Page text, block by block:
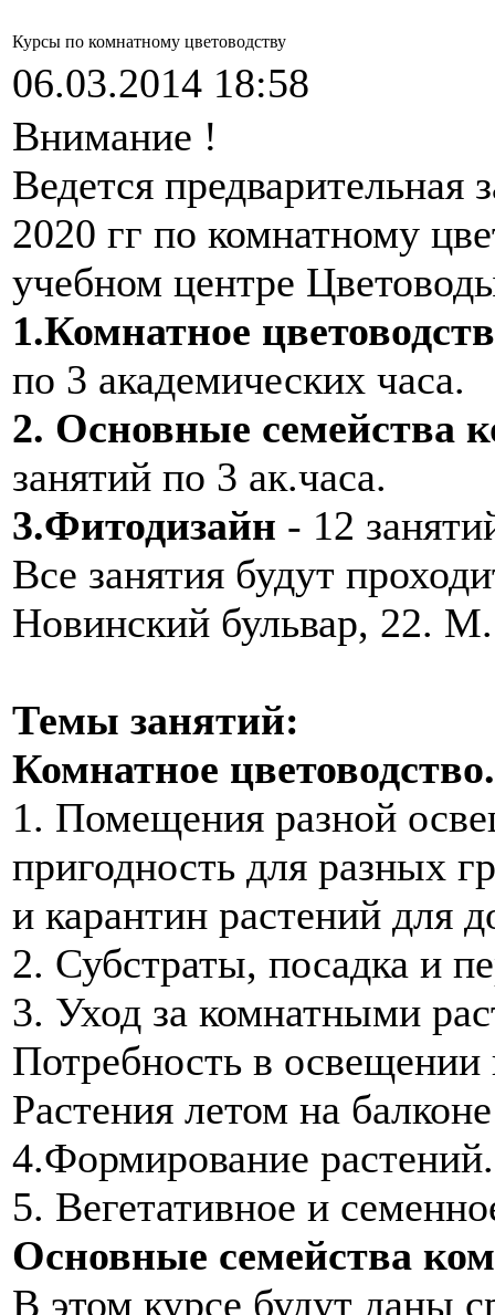
Курсы по комнатному цветоводству
06.03.2014 18:58
Внимание !
Ведется предварительная
2020 гг по комнатному
учебном центре
1.Комнатное
по 3 академических часа.
2. Основные семейства
занятий по 3 ак.часа.
3.Фитодизайн - 12
Все занятия будут
Новинский бульвар, 22.
Темы занятий:
Комнатное цветоводство.
1. Помещения разной
пригодность для разных
и карантин растений для
2. Субстраты, посадка и
3. Уход за комнатными
Потребность в
Растения летом на
4.Формирование растений.
5. Вегетативное и
Основные семейства
В этом курсе будут даны